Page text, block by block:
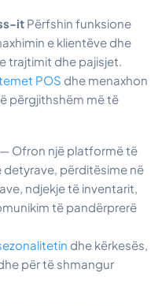
it Përfshin funksione
e klientëve dhe
trajtimit dhe pajisjet.
POS dhe menaxhon
përgjithshëm më të
— Ofron një platformë të
detyrave, përditësime në
ndjekje të inventarit,
të pandërprerë
dhe kërkesës,
për të shmangur